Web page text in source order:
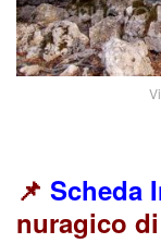
📌 Scheda
nuragico